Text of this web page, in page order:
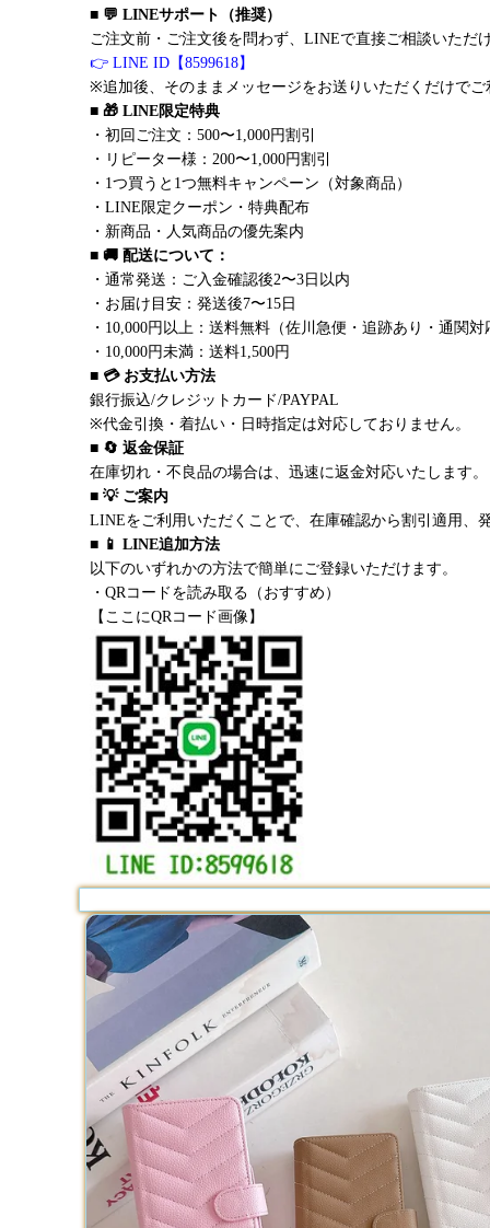
■ 💬 LINEサポート（推奨）
ご注文前・ご注文後を問わず、LINEで直接ご相談いただ
👉 LINE ID【8599618】
※追加後、そのままメッセージをお送りいただくだけで
■ 🎁 LINE限定特典
・初回ご注文：500〜1,000円割引
・リピーター様：200〜1,000円割引
・1つ買うと1つ無料キャンペーン（対象商品）
・LINE限定クーポン・特典配布
・新商品・人気商品の優先案内
■ 🚚 配送について：
・通常発送：ご入金確認後2〜3日以内
・お届け目安：発送後7〜15日
・10,000円以上：送料無料（佐川急便・追跡あり・通関対
・10,000円未満：送料1,500円
■ 💳 お支払い方法
銀行振込/クレジットカード/PAYPAL
※代金引換・着払い・日時指定は対応しておりません。
■ 🔄 返金保証
在庫切れ・不良品の場合は、迅速に返金対応いたします。
■ 💡 ご案内
LINEをご利用いただくことで、在庫確認から割引適用、
■ 📱 LINE追加方法
以下のいずれかの方法で簡単にご登録いただけます。
・QRコードを読み取る（おすすめ）
【ここにQRコード画像】